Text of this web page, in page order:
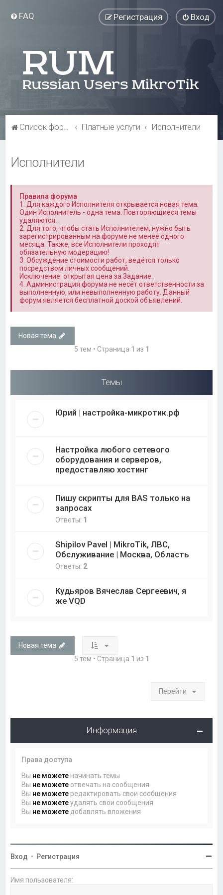
FAQ Вход
Регистрация
Список форумов Платные услуги Исполнители
Исполнители
Правила форума
1. Для каждого Исполнителя открывается новая тема.
Один Исполнитель - одна тема. Повторяющиеся темы
удаляются.
2. Для того, чтобы стать Исполнителем, нужно быть
зарегистрированным на форуме не менее одного
месяца. Также, все Исполнители проходят
обязательную модерацию!
3. Обсуждение стоимости работ, ведётся только
посредством личных сообщений.
Исключение: открытая цена за Задание.
4. Администрация форума не несёт ответственности за
выполненную, или невыполненную работу. Данный
форум является бесплатной доской объявлений.
Новая тема
5 тем • Страница 1 из 1
Темы
Юрий | настройка-микротик.рф
Настройка любого сетевого
оборудования и серверов,
предоставляю хостинг
Пишу скрипты для BAS только на
запросах
Ответы: 1
Shipilov Pavel | MikroTik, ЛВС,
Обслуживание | Москва, Область
Ответы: 2
Кудьяров Вячеслав Сергеевич, я
же VQD
Новая тема
5 тем • Страница 1 из 1
Перейти
Информация
Права доступа
Вы не можете начинать темы
Вы не можете отвечать на сообщения
Вы не можете редактировать свои сообщения
Вы не можетеудалять свои сообщения
Вы не можете добавлять вложения
Вход • Регистрация
Имя пользователя: